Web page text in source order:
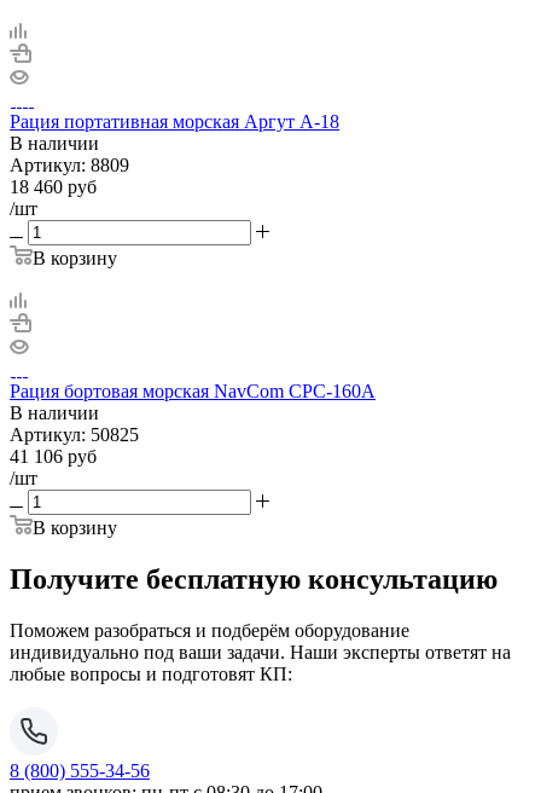
Рация портативная морская Аргут А-18
В наличии
Артикул: 8809
18 460 руб
/шт
В корзину
Рация бортовая морская NavCom CPC-160A
В наличии
Артикул: 50825
41 106 руб
/шт
В корзину
Получите бесплатную консультацию
Поможем разобраться и подберём оборудование
индивидуально под ваши задачи. Наши эксперты ответят на
любые вопросы и подготовят КП:
8 (800) 555-34-56